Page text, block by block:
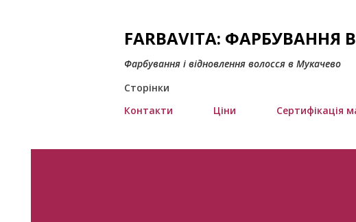
FARBAVITA: ФАРБУВАННЯ
Фарбування і відновлення волосся в Мукачево
Сторінки
Контакти
Ціни Сертифікація